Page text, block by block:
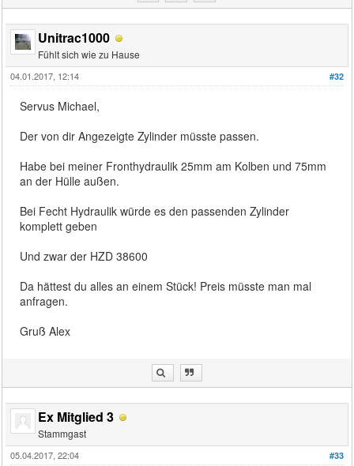
Unitrac1000
Fühlt sich wie zu Hause
#32
04.01.2017, 12:14
Servus Michael,
Der von dir Angezeigte Zylinder müsste passen.
Habe bei meiner Fronthydraulik 25mm am Kolben und 75mm
an der Hülle außen.
Bei Fecht Hydraulik würde es den passenden Zylinder
komplett geben
Und zwar der HZD 38600
Da hättest du alles an einem Stück! Preis müsste man mal
anfragen.
Gruß Alex
Ex Mitglied 3
Stammgast
#33
05.04.2017, 22:04